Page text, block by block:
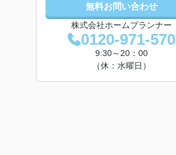
無料お問い合わせ
株式会社ホームプランナー
0120-971-570
9:30～20：00
（休：水曜日）